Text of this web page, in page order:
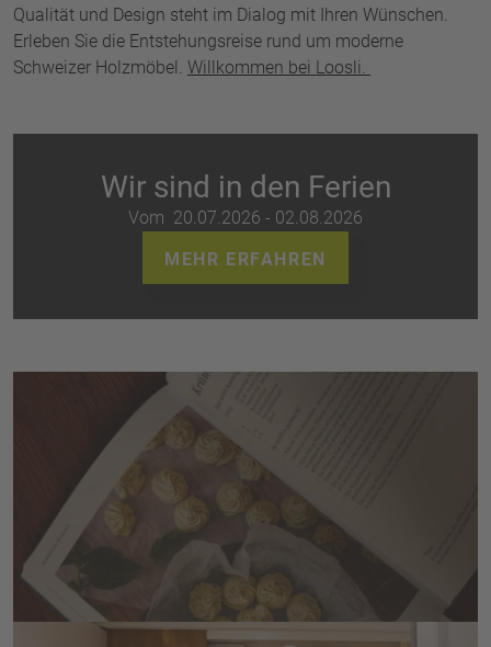
Qualität und Design steht im Dialog mit Ihren Wünschen.
Erleben Sie die Entstehungsreise rund um moderne
Schweizer Holzmöbel. Willkommen bei Loosli.
Wir sind in den Ferien
Vom 20.07.2026 - 02.08.2026
MEHR ERFAHREN
70 Jahre Loosli
70 Rezepte zum Nachkochen